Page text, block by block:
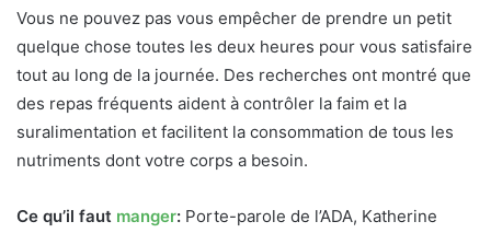
Vous ne pouvez pas vous empêcher de prendre un petit
quelque chose toutes les deux heures pour vous satisfaire
tout au long de la journée. Des recherches ont montré que
des repas fréquents aident à contrôler la faim et la
suralimentation et facilitent la consommation de tous les
nutriments dont votre corps a besoin.
Ce qu’il faut manger: Porte-parole de l’ADA, Katherine